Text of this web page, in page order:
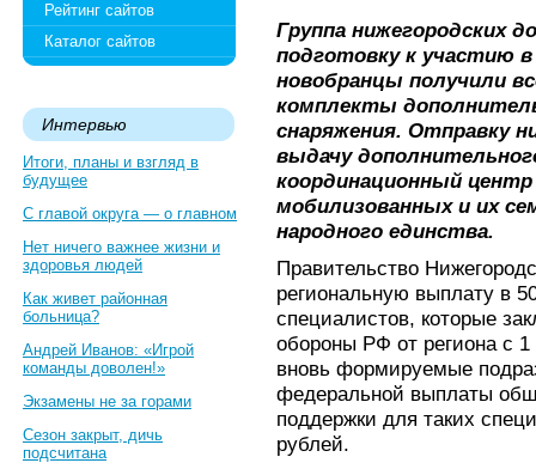
Рейтинг сайтов
Каталог сайтов
Интервью
Итоги, планы и взгляд в
будущее
С главой округа — о главном
Нет ничего важнее жизни и
здоровья людей
Как живет районная
больница?
Андрей Иванов: «Игрой
команды доволен!»
Экзамены не за горами
Сезон закрыт, дичь
подсчитана
Группа нижегородских
подготовку к участию
новобранцы получили
комплекты
снаряжения. Отправку
выдачу
координационный
мобилизованных и их
народного единства.
Правительство
региональную выплату в
специалистов, которые
обороны РФ от региона с
вновь формируемые
федеральной выплаты
поддержки для таких
рублей.